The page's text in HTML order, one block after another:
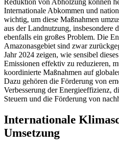
Reduktion von Abholzung können
Internationale Abkommen und
wichtig, um diese Maßnahmen
aus der Landnutzung, insbesondere
ebenfalls ein großes Problem. Die
Amazonasgebiet sind zwar
Jahr 2024 zeigen, wie sensibel
Emissionen effektiv zu reduzieren,
koordinierte Maßnahmen auf
Dazu gehören die Förderung von
Verbesserung der Energieeffizienz,
Steuern und die Förderung von
Internationale
Umsetzung